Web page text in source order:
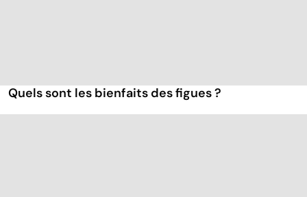
Quels sont les bienfaits des figues ?